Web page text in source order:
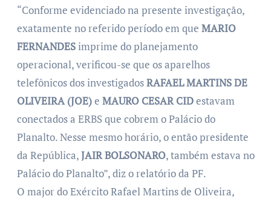
“Conforme evidenciado na presente investigação,
exatamente no referido período em que MARIO
FERNANDESimprime do planejamento
operacional, verificou-se que os aparelhos
telefônicos dos investigadosRAFAEL MARTINS DE
OLIVEIRA (JOE)e MAURO CESAR CIDestavam
conectados a ERBS que cobrem o Palácio do
Planalto. Nesse mesmo horário, o então presidente
da República,JAIR BOLSONARO, também estava no
Palácio do Planalto”, diz o relatório da PF.
O major do Exército Rafael Martins de Oliveira,